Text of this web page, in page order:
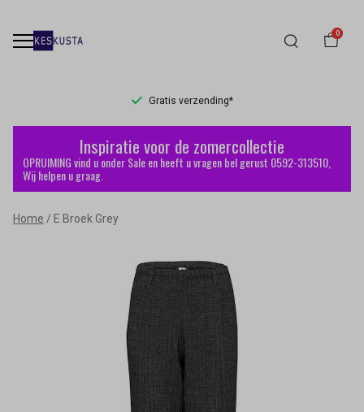
0
Gratis verzending*
Broek
Grey
Inspiratie voor de zomercollectie
OPRUIMING vind u onder Sale en heeft u vragen bel gerust 0592-313510,
Wij helpen u graag.
Home E Broek Grey